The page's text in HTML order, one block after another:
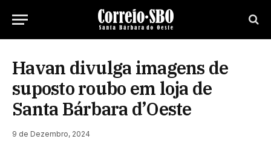
Havan divulga imagens de
suposto roubo em loja de
Santa Bárbara d’Oeste
9 de Dezembro, 2024